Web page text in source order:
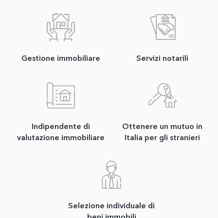
Gestione immobiliare Servizi notarili
Indipendente di
valutazione immobiliare
Ottenere un mutuo in
Italia per gli stranieri
Selezione individuale di